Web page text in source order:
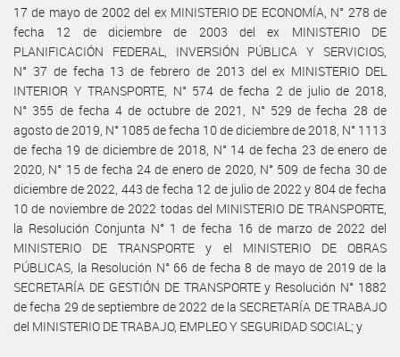
17 de mayo de 2002 del ex MINISTERIO DE ECONOMÍA, N° 278 de
fecha 12 de diciembre de 2003 del ex MINISTERIO DE
PLANIFICACIÓN FEDERAL, INVERSIÓN PÚBLICA Y SERVICIOS,
N° 37 de fecha 13 de febrero de 2013 del ex MINISTERIO DEL
INTERIOR Y TRANSPORTE, N° 574 de fecha 2 de julio de 2018,
N° 355 de fecha 4 de octubre de 2021, N° 529 de fecha 28 de
agosto de 2019, N° 1085 de fecha 10 de diciembre de 2018, N° 1113
de fecha 19 de diciembre de 2018, N° 14 de fecha 23 de enero de
2020, N° 15 de fecha 24 de enero de 2020, N° 509 de fecha 30 de
diciembre de 2022, 443 de fecha 12 de julio de 2022 y 804 de fecha
10 de noviembre de 2022 todas del MINISTERIO DE TRANSPORTE,
la Resolución Conjunta N° 1 de fecha 16 de marzo de 2022 del
MINISTERIO DE TRANSPORTE y el MINISTERIO DE OBRAS
PÚBLICAS, la Resolución N° 66 de fecha 8 de mayo de 2019 de la
SECRETARÍA DE GESTIÓN DE TRANSPORTE y Resolución N° 1882
de fecha 29 de septiembre de 2022 de la SECRETARÍA DE TRABAJO
del MINISTERIO DE TRABAJO, EMPLEO Y SEGURIDAD SOCIAL; y